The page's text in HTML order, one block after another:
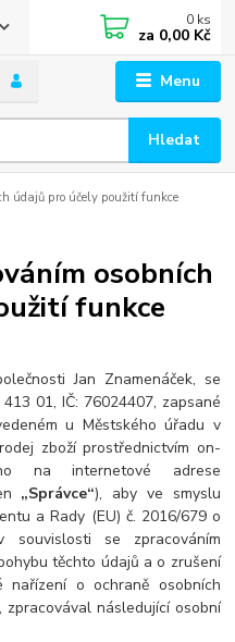
Menu
Hledat
0 ks
za 0,00 Kč
údajů pro účely použití funkce
osobních
funkce
Jan Znamenáček, se
01, IČ: 76024407, zapsané
u Městského úřadu v
zboží prostřednictvím on-
na internetové adrese
„Správce“), aby ve smyslu
a Rady (EU) č. 2016/679 o
souvislosti se zpracováním
těchto údajů a o zrušení
nařízení o ochraně osobních
zpracovával následující osobní